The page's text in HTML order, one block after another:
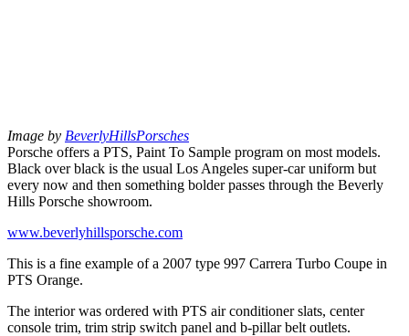
Image by BeverlyHillsPorsches
Porsche offers a PTS, Paint To Sample program on most models.
Black over black is the usual Los Angeles super-car uniform but
every now and then something bolder passes through the Beverly
Hills Porsche showroom.
www.beverlyhillsporsche.com
This is a fine example of a 2007 type 997 Carrera Turbo Coupe in
PTS Orange.
The interior was ordered with PTS air conditioner slats, center
console trim, trim strip switch panel and b-pillar belt outlets.